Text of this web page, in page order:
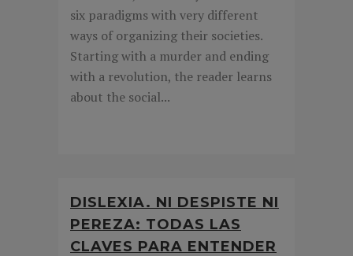
six paradigms with very different
ways of organizing their societies.
Starting with a murder and ending
with a revolution, the reader learns
about the social...
DISLEXIA. NI DESPISTE NI
PEREZA: TODAS LAS
CLAVES PARA ENTENDER